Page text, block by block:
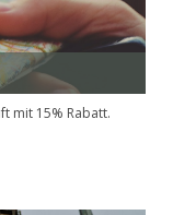
mit 15% Rabatt.